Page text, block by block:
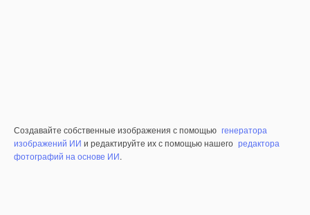
Создавайте собственные изображения с помощью генератора
изображений ИИ и редактируйте их с помощью нашего редактора
фотографий на основе ИИ.